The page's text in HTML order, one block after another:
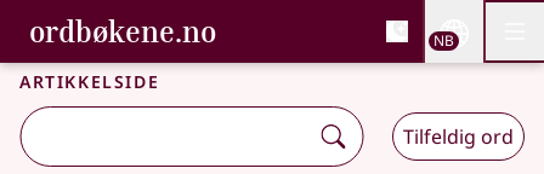
Gå til hovedinnhold
Tilgjengelighet
ordbøkene.no, Bokmålsordboka og
Bokmålsordboka og Nynorskordboka
NB
Artikkelside
Tilfeldig ord